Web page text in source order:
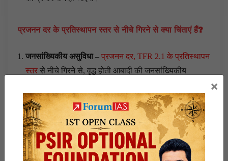
प्रजनन दर के प्रतिस्थापन स्तर से नीचे गिरने से क्या चिंताएं हैं?
जनसांख्यिकीय असुविधा – प्रजनन दर, TFR 2.1 के प्रतिस्थापन
स्तर से नीचे गिरने से, वृद्ध होती आबादी की जनसांख्यिकीय
दर में गिरावट के कारण चीन की जनसांख्यिकीय असुविधा।
‘गैर-विकासात्मक व्यय’ में वृद्धि –प्रजनन दर में भारी गिरावट सेवृद्ध
जनसंख्या में वृद्धिऔर कार्यबल में कमी के कारणपेंशन और सब्सिडी
पर सरकार के गैर-विकासात्मक व्यय में वृद्धि होगी।
श्रम की कमी से आर्थिक स्थिरता को खतरा-
कामकाजी आयु वर्ग
×